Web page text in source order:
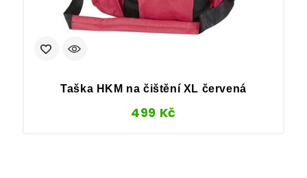
Taška HKM na čištění XL červená
499 Kč